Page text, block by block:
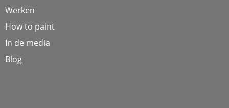
Werken
How to paint
In de media
Blog